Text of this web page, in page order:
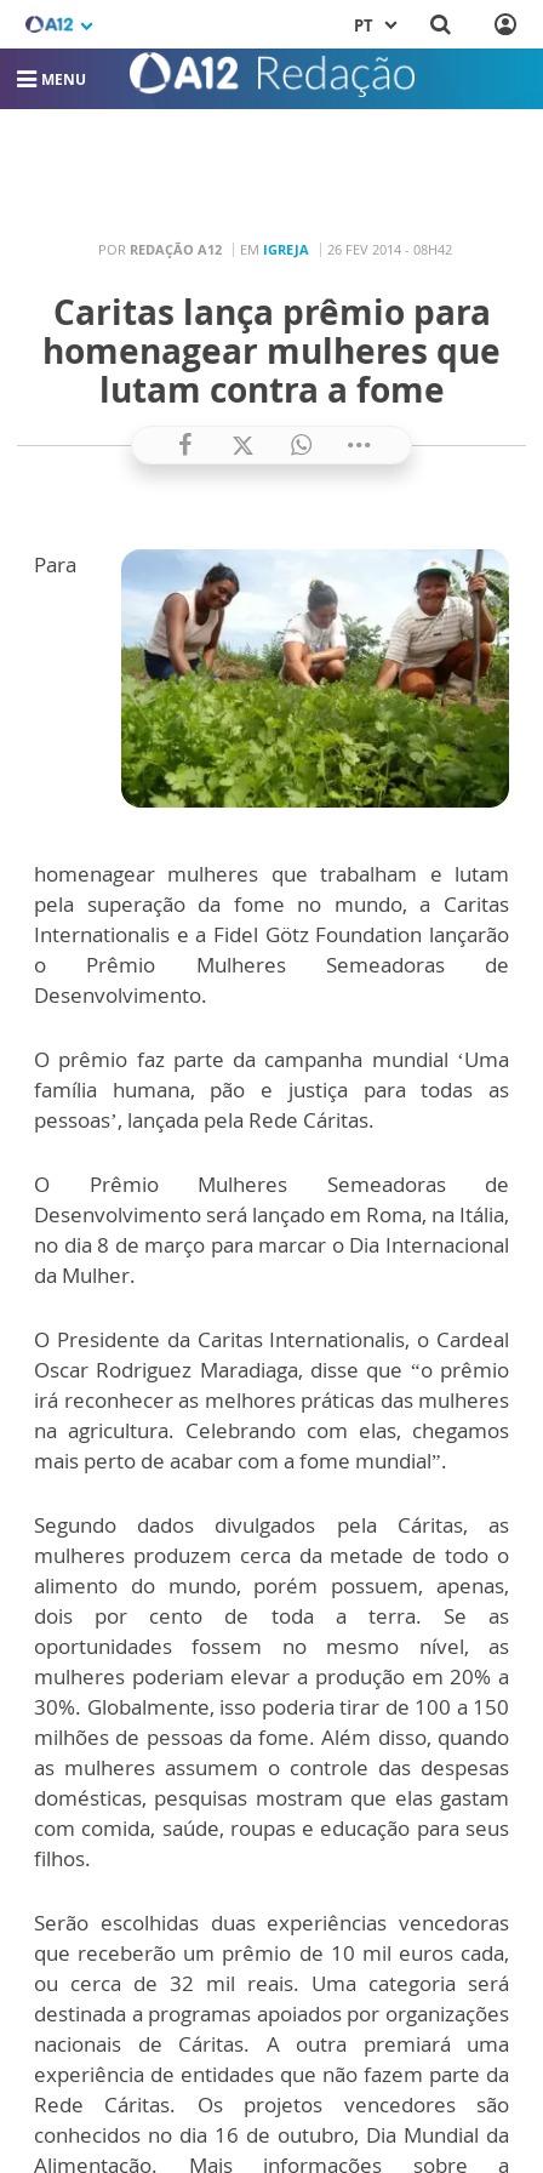
PT
MENU
POR REDAÇÃO A12 EM IGREJA 26 FEV 2014 - 08H42
Caritas lança prêmio para
homenagear mulheres que
lutam contra a fome
Para
homenagear mulheres que trabalham e lutam
pela superação da fome no mundo, a Caritas
Internationalis e a Fidel Götz Foundation lançarão
o Prêmio Mulheres Semeadoras de
Desenvolvimento.
O prêmio faz parte da campanha mundial ‘Uma
família humana, pão e justiça para todas as
pessoas’, lançada pela Rede Cáritas.
O Prêmio Mulheres Semeadoras de
Desenvolvimento será lançado em Roma, na Itália,
no dia 8 de março para marcar o Dia Internacional
da Mulher.
O Presidente da Caritas Internationalis, o Cardeal
Oscar Rodriguez Maradiaga, disse que “o prêmio
irá reconhecer as melhores práticas das mulheres
na agricultura. Celebrando com elas, chegamos
mais perto de acabar com a fome mundial”.
Segundo dados divulgados pela Cáritas, as
mulheres produzem cerca da metade de todo o
alimento do mundo, porém possuem, apenas,
dois por cento de toda a terra. Se as
oportunidades fossem no mesmo nível, as
mulheres poderiam elevar a produção em 20% a
30%. Globalmente, isso poderia tirar de 100 a 150
milhões de pessoas da fome. Além disso, quando
as mulheres assumem o controle das despesas
domésticas, pesquisas mostram que elas gastam
com comida, saúde, roupas e educação para seus
filhos.
Serão escolhidas duas experiências vencedoras
que receberão um prêmio de 10 mil euros cada,
ou cerca de 32 mil reais. Uma categoria será
destinada a programas apoiados por organizações
nacionais de Cáritas. A outra premiará uma
experiência de entidades que não fazem parte da
Rede Cáritas. Os projetos vencedores são
conhecidos no dia 16 de outubro, Dia Mundial da
Alimentação. Mais informações sobre a